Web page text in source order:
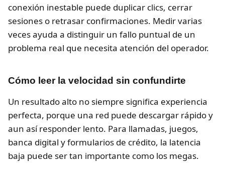
conexión inestable puede duplicar clics, cerrar
sesiones o retrasar confirmaciones. Medir varias
veces ayuda a distinguir un fallo puntual de un
problema real que necesita atención del operador.
Cómo leer la velocidad sin confundirte
Un resultado alto no siempre significa experiencia
perfecta, porque una red puede descargar rápido y
aun así responder lento. Para llamadas, juegos,
banca digital y formularios de crédito, la latencia
baja puede ser tan importante como los megas.